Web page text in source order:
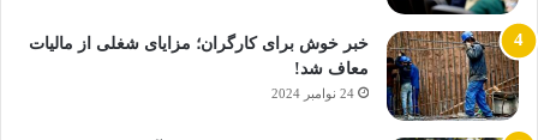
خبر خوش برای کارگران؛ مزایای شغلی از مالیات
معاف شد!
24 نوامبر 2024